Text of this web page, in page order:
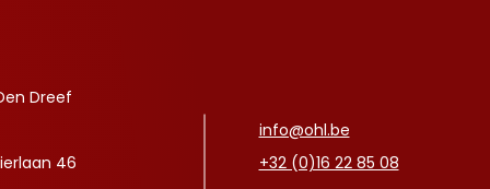
Dreef
46
info@ohl.be
+32 (0)16 22 85 08